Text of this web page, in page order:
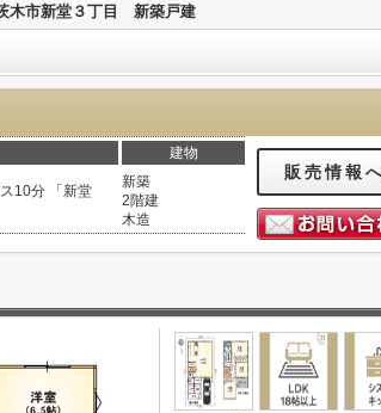
木市新堂３丁目 新築戸建
建物
ス10分 「新堂
新築
2階建
木造
販売情報